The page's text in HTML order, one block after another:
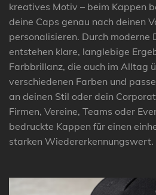
kreatives Motiv – beim Kappen
deine Caps genau nach deinen
personalisieren. Durch moderne
entstehen klare, langlebige
Farbbrillanz, die auch im Alltag
verschiedenen Farben und
an deinen Stil oder dein
Firmen, Vereine, Teams oder
bedruckte Kappen für einen
starken Wiedererkennungswert.